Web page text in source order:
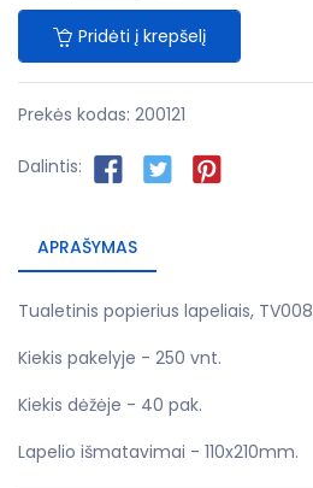
Pridėti į krepšelį
Prekės kodas: 200121
Dalintis:
APRAŠYMAS
Tualetinis popierius lapeliais, TV008
Kiekis pakelyje - 250 vnt.
Kiekis dėžėje - 40 pak.
Lapelio išmatavimai - 110x210mm.